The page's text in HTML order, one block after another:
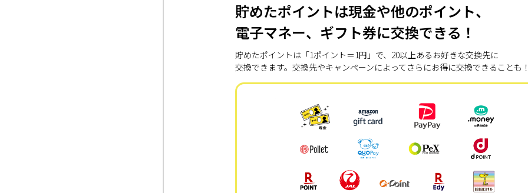
貯めたポイントは現金や他のポイント、
電子マネー、ギフト券に交換できる！
貯めたポイントは「1ポイント＝1円」で、20以上あるお好きな交換先に
交換できます。交換先やキャンペーンによってさらにお得に交換できることも